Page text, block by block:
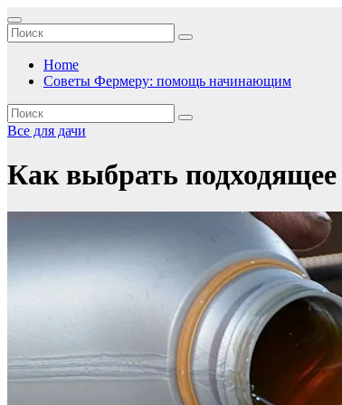
Перейти
к
содержимому
Home
Советы Фермеру: помощь начинающим
Все для дачи
Как выбрать